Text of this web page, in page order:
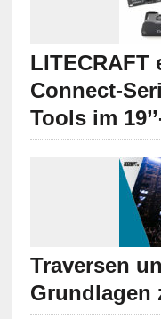
LITECRAFT
Connect-
Tools im
Traversen
Grundlagen